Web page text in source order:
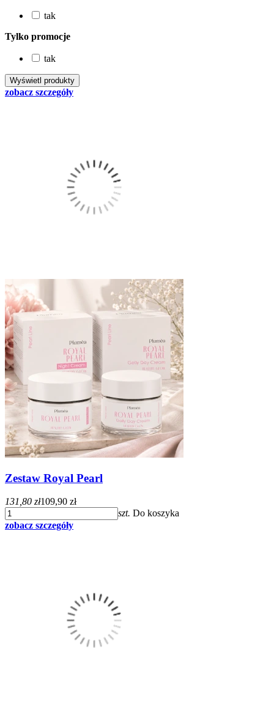
tak
Tylko promocje
tak
zobacz szczegóły
Zestaw Royal Pearl
131,80 zł109,90 zł
szt. Do koszyka
zobacz szczegóły